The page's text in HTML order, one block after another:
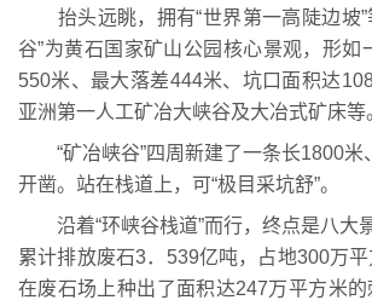
抬头远眺，拥有“世界第一高陡边坡”
谷”为黄石国家矿山公园核心景观，形
550米、最大落差444米、坑口面积达
亚洲第一人工矿冶大峡谷及大冶式矿床等
“矿冶峡谷”四周新建了一条长1800米
开凿。站在栈道上，可“极目采坑舒”。
沿着“环峡谷栈道”而行，终点是八大
累计排放废石3．539亿吨，占地300万
在废石场上种出了面积达247万平方米